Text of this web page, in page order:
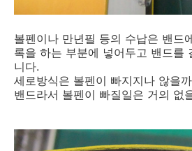
볼펜이나 만년필 등의 수납은 밴드
록을 하는 부분에 넣어두고 밴드를
니다.
세로방식은 볼펜이 빠지지나 않을
밴드라서 볼펜이 빠질일은 거의 없